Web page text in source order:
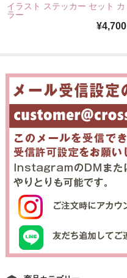
イラスト ステッカー セット カ
ラー
¥4,700